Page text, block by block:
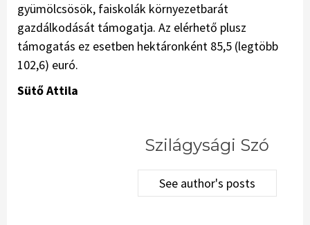
gyümölcsösök, faiskolák környezetbarát
gazdálkodását támogatja. Az elérhető plusz
támogatás ez esetben hektáronként 85,5 (legtöbb
102,6) euró.
Sütő Attila
Szilágysági Szó
See author's posts